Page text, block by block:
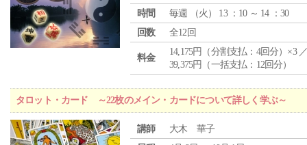
時間
毎週 （火 ） 13 ：10 ～ 14 ：30
回数
全12回
料金
14,175円（分割支払：4回分）×3
39,375円（一括支払：12回分）
タロット・カード ～22枚のメイン・カードについて詳しく学ぶ～
講師
大木 華子